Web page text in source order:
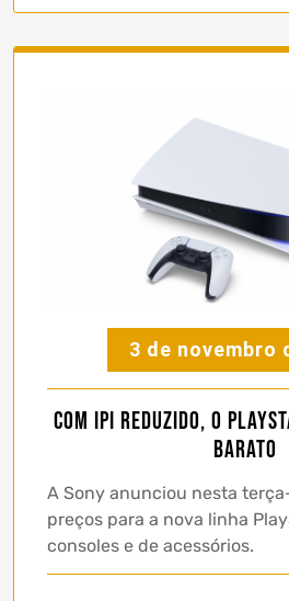
3 de novembro
Com IPI reduzido, o
barato
A Sony anunciou nesta
preços para a nova linha
consoles e de acessórios.